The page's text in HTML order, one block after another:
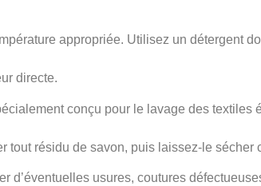
appropriée. Utilisez un détergent
directe.
conçu pour le lavage des textiles
tout résidu de savon, puis laissez-le sécher
d’éventuelles usures, coutures